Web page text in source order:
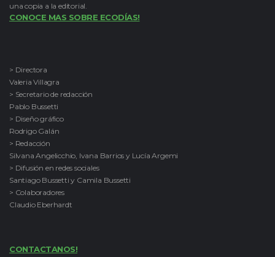
una copia a la editorial.
CONOCE MAS SOBRE ECODÍAS!
> Directora
Valeria Villagra
> Secretario de redacción
Pablo Bussetti
> Diseño gráfico
Rodrigo Galán
> Redacción
Silvana Angelicchio, Ivana Barrios y Lucía Argemi
> Difusión en redes sociales
Santiago Bussetti y Camila Bussetti
> Colaboradores
Claudio Eberhardt
CONTACTANOS!